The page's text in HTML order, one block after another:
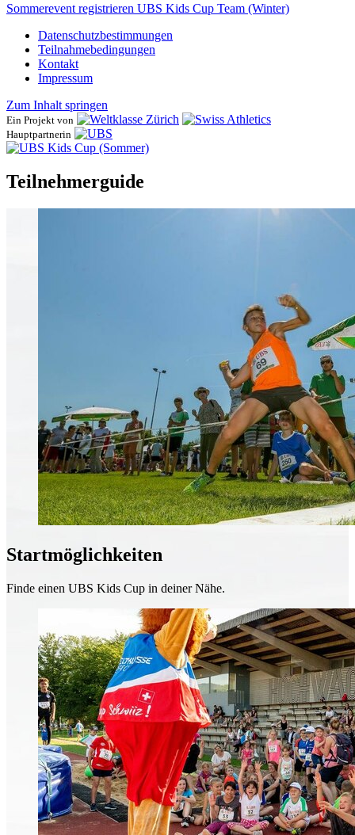
Sommerevent registrieren UBS Kids Cup Team (Winter)
Datenschutzbestimmungen
Teilnahmebedingungen
Kontakt
Impressum
Zum Inhalt springen
Ein Projekt von
Hauptpartnerin
Teilnehmerguide
Startmöglichkeiten
Finde einen UBS Kids Cup in deiner Nähe.